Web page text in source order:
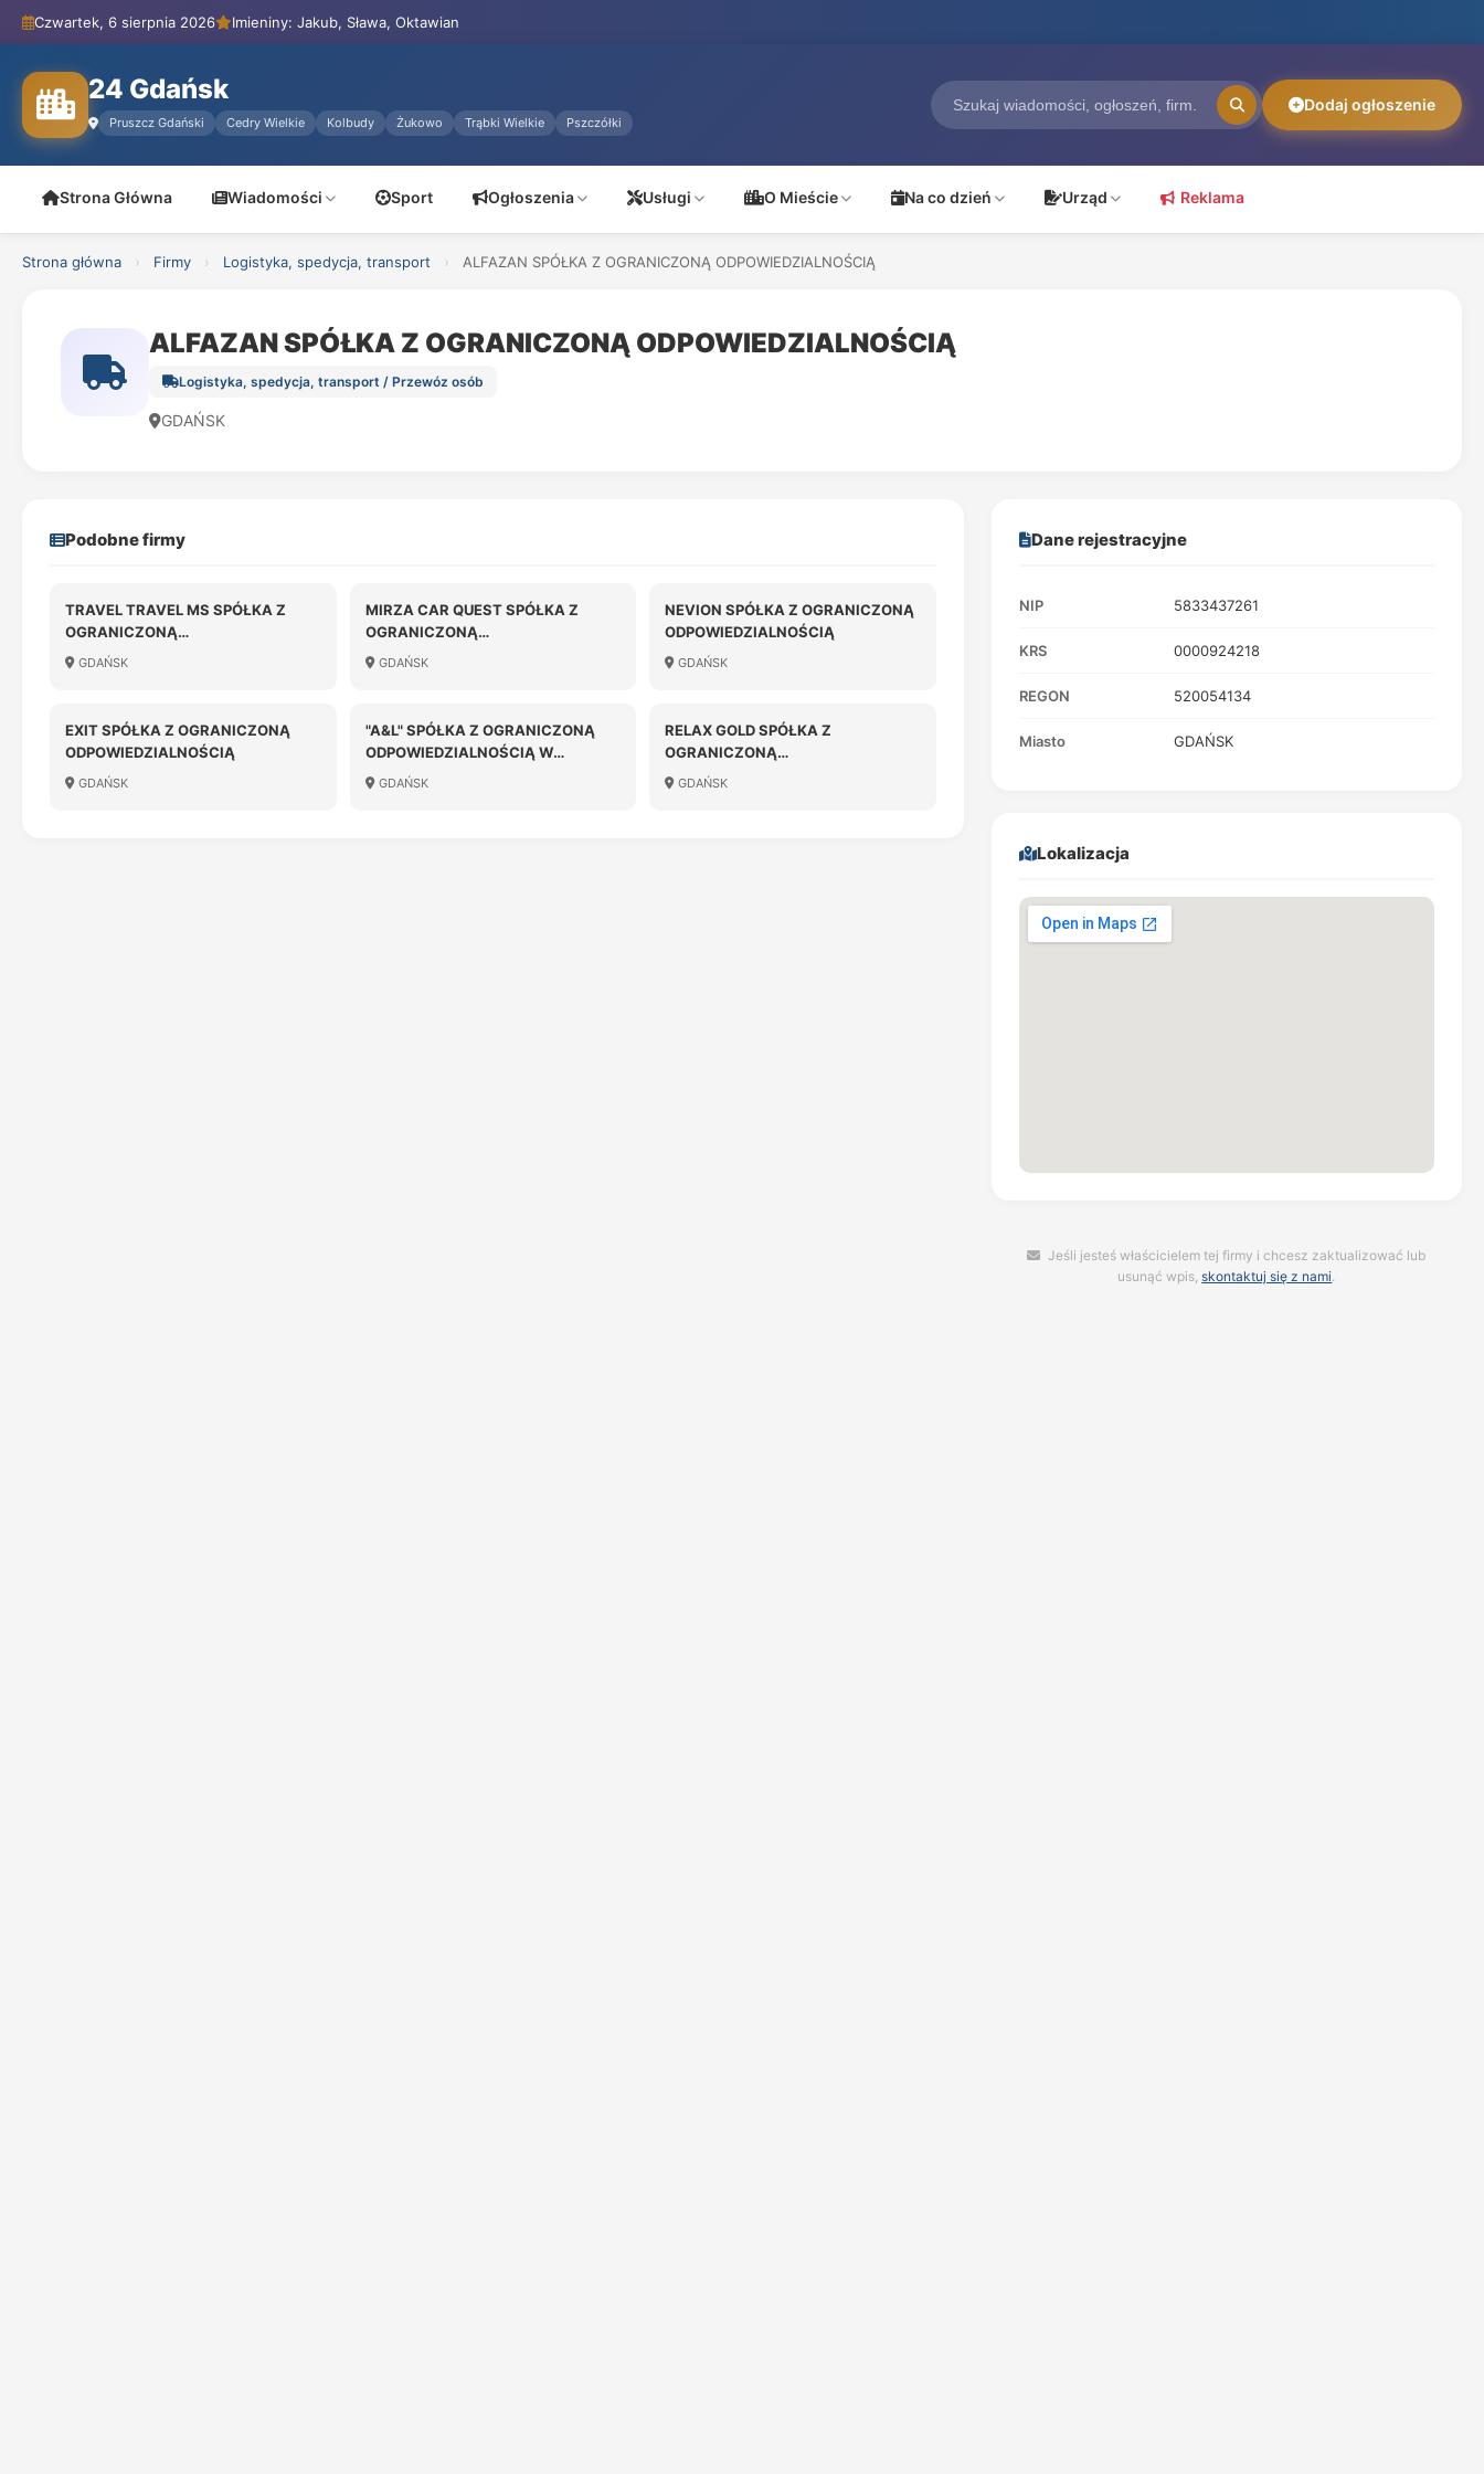
Czwartek, 6 sierpnia 2026 Imieniny: Jakub, Sława, Oktawian
24 Gdańsk
Pruszcz Gdański Cedry Wielkie Kolbudy Żukowo Trąbki Wielkie Pszczółki
Dodaj ogłoszenie
Strona Główna Wiadomości Sport Ogłoszenia Usługi O Mieście Na co dzień Urząd Reklama
Strona główna › Firmy › Logistyka, spedycja, transport › ALFAZAN SPÓŁKA Z OGRANICZONĄ ODPOWIEDZIALNOŚCIĄ
ALFAZAN SPÓŁKA Z OGRANICZONĄ ODPOWIEDZIALNOŚCIĄ
Logistyka, spedycja, transport / Przewóz osób
GDAŃSK
Podobne firmy
TRAVEL TRAVEL MS SPÓŁKA Z
OGRANICZONĄ
ODPOWIEDZIALNOŚCIĄ
GDAŃSK
MIRZA CAR QUEST SPÓŁKA Z
OGRANICZONĄ
ODPOWIEDZIALNOŚCIĄ
GDAŃSK
NEVION SPÓŁKA Z OGRANICZONĄ
ODPOWIEDZIALNOŚCIĄ
GDAŃSK
EXIT SPÓŁKA Z OGRANICZONĄ
ODPOWIEDZIALNOŚCIĄ
GDAŃSK
"A&L" SPÓŁKA Z OGRANICZONĄ
ODPOWIEDZIALNOŚCIĄ W
LIKWIDACJI
GDAŃSK
RELAX GOLD SPÓŁKA Z
OGRANICZONĄ
ODPOWIEDZIALNOŚCIĄ
GDAŃSK
Dane rejestracyjne
NIP 5833437261
KRS 0000924218
REGON 520054134
Miasto GDAŃSK
Lokalizacja
Jeśli jesteś właścicielem tej firmy i chcesz zaktualizować lub
usunąć wpis,skontaktuj się z nami.